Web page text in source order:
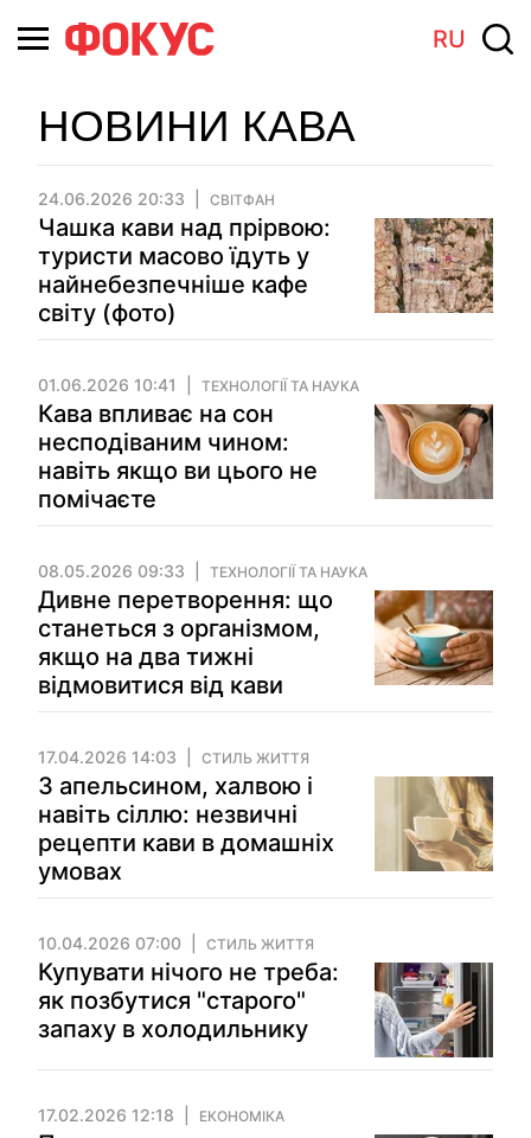
RU
НОВИНИ КАВА
24.06.2026 20:33 СВІТФАН
Чашка кави над прірвою:
туристи масово їдуть у
найнебезпечніше кафе
світу (фото)
01.06.2026 10:41 ТЕХНОЛОГІЇ ТА НАУКА
Кава впливає на сон
несподіваним чином:
навіть якщо ви цього не
помічаєте
08.05.2026 09:33 ТЕХНОЛОГІЇ ТА НАУКА
Дивне перетворення: що
станеться з організмом,
якщо на два тижні
відмовитися від кави
17.04.2026 14:03 СТИЛЬ ЖИТТЯ
З апельсином, халвою і
навіть сіллю: незвичні
рецепти кави в домашніх
умовах
10.04.2026 07:00 СТИЛЬ ЖИТТЯ
Купувати нічого не треба:
як позбутися "старого"
запаху в холодильнику
17.02.2026 12:18 ЕКОНОМІКА